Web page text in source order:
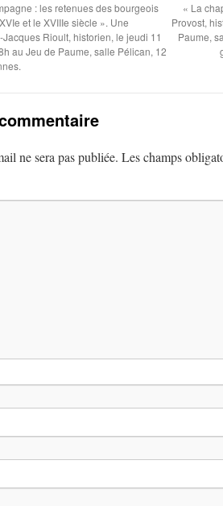
: les retenues des bourgeois
et le XVIIIe siècle ». Une
Rioult, historien, le jeudi 11
au Jeu de Paume, salle Pélican, 12
« La
Provost,
Paume,
ne sera pas publiée. Les champs